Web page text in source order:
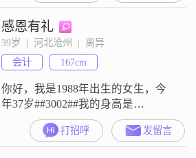
##3002##平时生活中的我，性格比
较随和易相处，大家都说我是个善
解人意##3001##温柔体贴的人
##3002##我心思比较细腻敏感，但
也很开朗爱笑，待人真诚可靠，平
时也很有同理
感恩有礼
39岁  |  河北沧州  |  离异
会计
167cm
你好，我是1988年出生的女生，今
年37岁##3002##我的身高是
167cm##3002##我现在在沧州工作
##3002##我的学历是大专##3002##
我的月收入在5001元到8000元之间
打招呼 发留言